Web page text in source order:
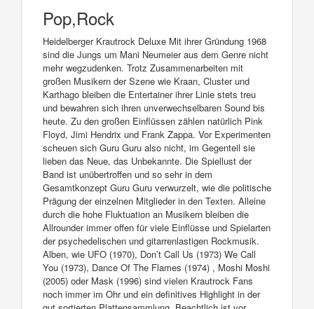
Pop,Rock
Heidelberger Krautrock Deluxe Mit ihrer Gründung 1968
sind die Jungs um Mani Neumeier aus dem Genre nicht
mehr wegzudenken. Trotz Zusammenarbeiten mit
großen Musikern der Szene wie Kraan, Cluster und
Karthago bleiben die Entertainer ihrer Linie stets treu
und bewahren sich ihren unverwechselbaren Sound bis
heute. Zu den großen Einflüssen zählen natürlich Pink
Floyd, Jimi Hendrix und Frank Zappa. Vor Experimenten
scheuen sich Guru Guru also nicht, im Gegenteil sie
lieben das Neue, das Unbekannte. Die Spiellust der
Band ist unübertroffen und so sehr in dem
Gesamtkonzept Guru Guru verwurzelt, wie die politische
Prägung der einzelnen Mitglieder in den Texten. Alleine
durch die hohe Fluktuation an Musikern bleiben die
Allrounder immer offen für viele Einflüsse und Spielarten
der psychedelischen und gitarrenlastigen Rockmusik.
Alben, wie UFO (1970), Don’t Call Us (1973) We Call
You (1973), Dance Of The Flames (1974) , Moshi Moshi
(2005) oder Mask (1996) sind vielen Krautrock Fans
noch immer im Ohr und ein definitives Highlight in der